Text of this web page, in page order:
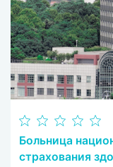
Больница
страхования